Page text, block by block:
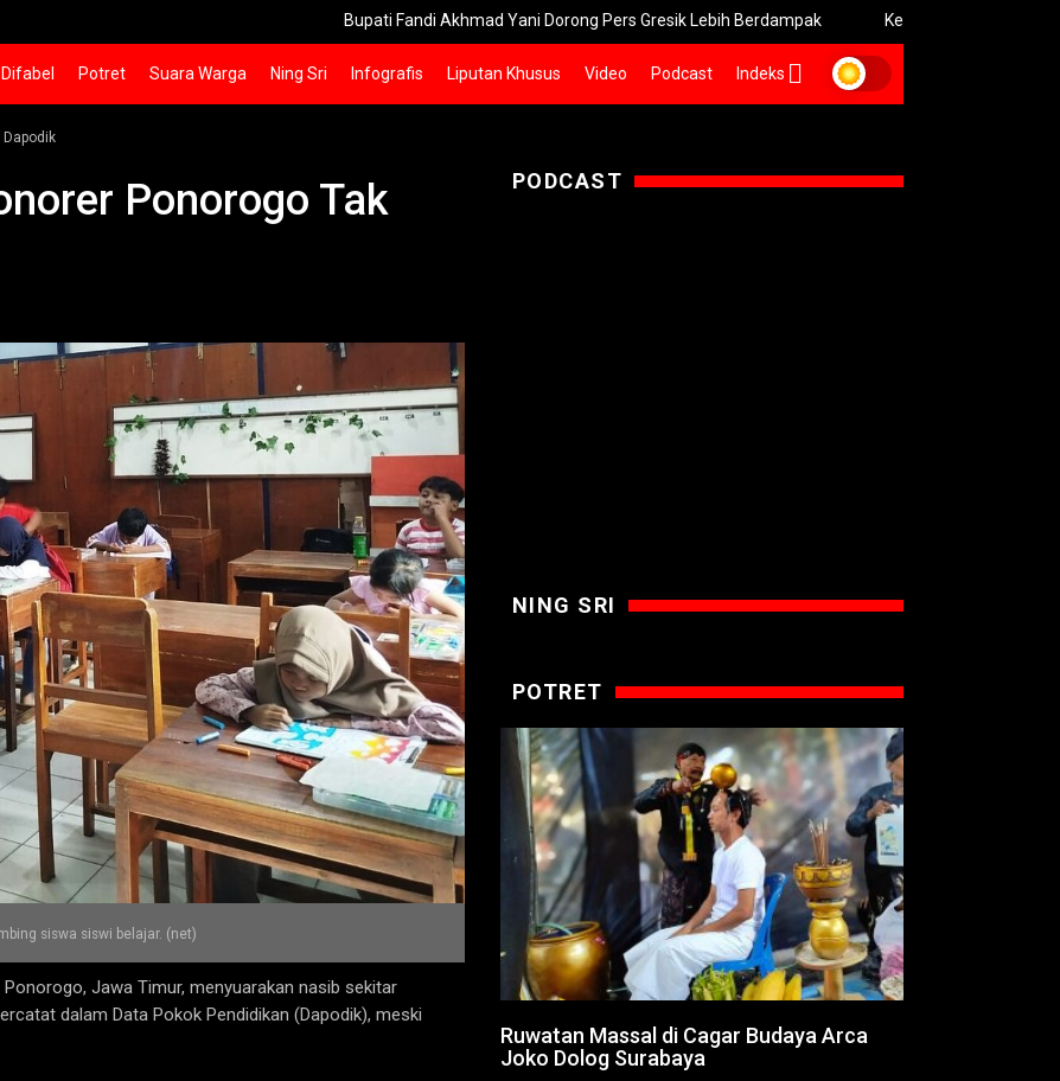
Bupati Fandi Akhmad Yani Dorong Pers Gresik Lebih Berdampak Kebakaran Bromo Meluas
Difabel Potret Suara Warga Ning Sri Infografis Liputan Khusus Video Podcast Indeks
Dapodik
Ponorogo Tak
siswa siswi belajar. (net)
Jawa Timur, menyuarakan nasib sekitar
dalam Data Pokok Pendidikan (Dapodik), meski
PODCAST
NING SRI
POTRET
Ruwatan Massal di Cagar Budaya Arca
Joko Dolog Surabaya